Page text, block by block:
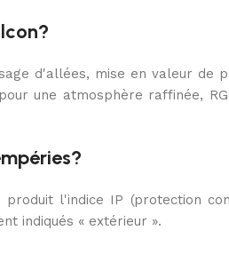
d'allées, mise en valeur de
une atmosphère raffinée,
l'indice IP (protection
indiqués « extérieur ».